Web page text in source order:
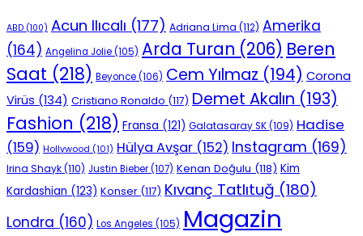
ABD (100) Acun Ilıcalı (177) Adriana Lima (112) Amerika
(164) Angelina Jolie(105) Arda Turan (206) Beren
Saat (218) Beyonce(106) Cem Yılmaz (194) Corona
Virüs (134) Cristiano Ronaldo (117) Demet Akalın (193)
Fashion (218) Fransa (121) Galatasaray SK(109) Hadise
(159) Hollywood (101) Hülya Avşar (152) Instagram (169)
Irina Shayk(110) Justin Bieber(107) Kenan Doğulu (118) Kim
Kardashian (123) Konser (117) Kıvanç Tatlıtuğ (180)
Londra (160) Los Angeles (105) Magazin